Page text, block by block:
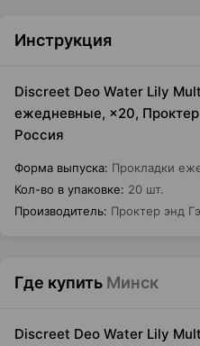
Инструкция
Discreet Deo Water Lily
ежедневные, ×20,
Россия
Форма выпуска: Прокладки
Кол-во в упаковке: 20 шт.
Производитель: Проктер энд
Где купить Минск
Discreet Deo Water Lily